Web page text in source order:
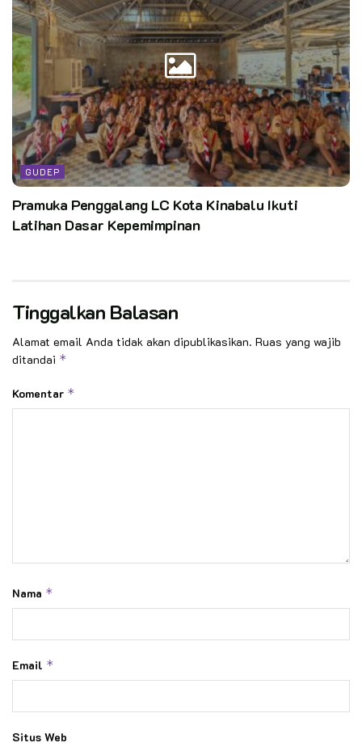
GUDEP
Pramuka Penggalang LC Kota Kinabalu Ikuti
Latihan Dasar Kepemimpinan
Tinggalkan Balasan
Alamat email Anda tidak akan dipublikasikan. Ruas yang wajib
ditandai *
Komentar *
Nama *
Email *
Situs Web